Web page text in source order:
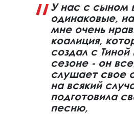
У нас с сыном
одинаковые,
мне очень
коалиция,
создал с Тиной
сезоне - он
слушает свое
на всякий
подготовила
песню,